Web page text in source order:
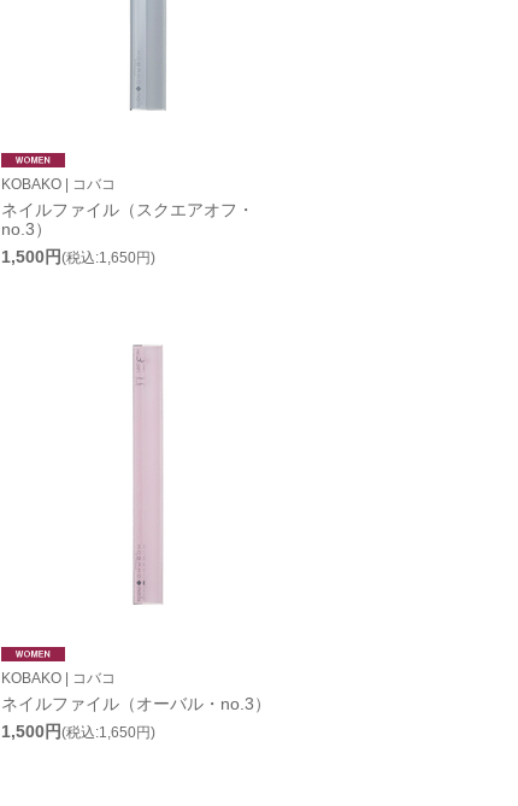
KOBAKO | コバコ
ネイルファイル（スクエアオフ・
no.3）
1,500円(税込:1,650円)
KOBAKO | コバコ
ネイルファイル（オーバル・no.3）
1,500円(税込:1,650円)